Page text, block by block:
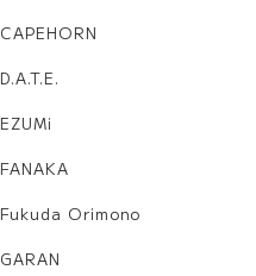
CAPEHORN
D.A.T.E.
EZUMi
FANAKA
Fukuda Orimono
GARAN